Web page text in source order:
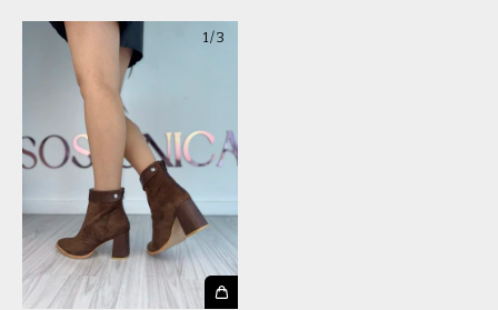
1/3